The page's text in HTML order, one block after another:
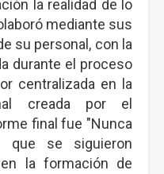
la realidad de lo
mediante sus
su personal, con la
durante el proceso
centralizada en la
creada por el
final fue "Nunca
que se siguieron
la formación de